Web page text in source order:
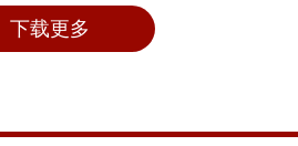
下载更多